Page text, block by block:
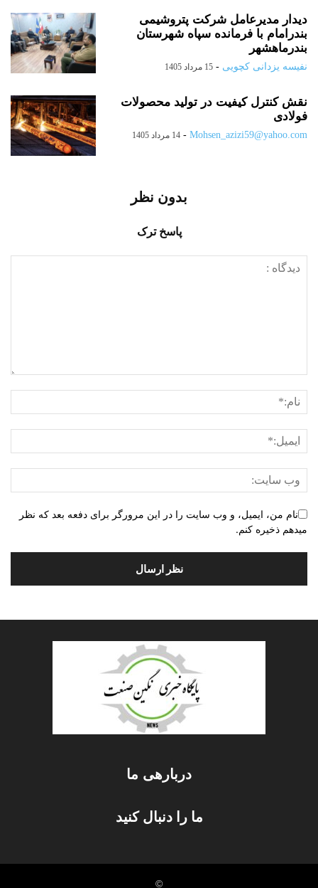
دیدار مدیرعامل شرکت پتروشیمی
بندرامام با فرمانده سپاه شهرستان
بندرماهشهر
نفیسه یزدانی کچویی - 15 مرداد 1405
نقش کنترل کیفیت در تولید محصولات
فولادی
Mohsen_azizi59@yahoo.com
- 14 مرداد 1405
بدون نظر
پاسخ ترک
نام من، ایمیل، و وب سایت را در این مرورگر برای دفعه بعد که نظر
میدهم ذخیره کنم.
دربارهی ما
ما را دنبال کنید
©